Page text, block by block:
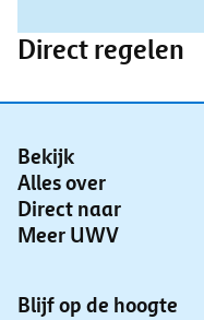
Direct regelen
Bekijk
Alles over
Direct naar
Meer UWV
Blijf op de hoogte